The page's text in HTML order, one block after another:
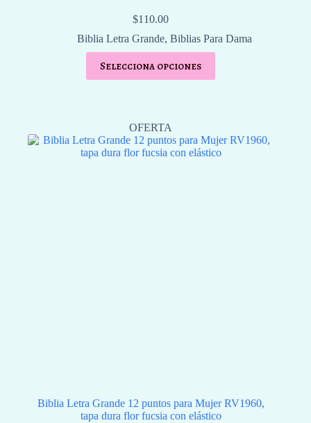
$110.00
Biblia Letra Grande,Biblias Para Dama
Selecciona opciones
OFERTA
Biblia Letra Grande 12 puntos para Mujer RV1960,
tapa dura flor fucsia con elástico